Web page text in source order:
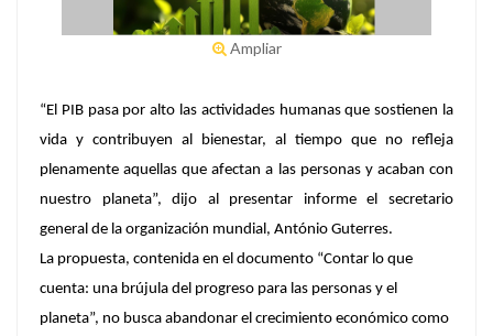
Ampliar
“El PIB pasa por alto las actividades humanas que sostienen la
vida y contribuyen al bienestar, al tiempo que no refleja
plenamente aquellas que afectan a las personas y acaban con
nuestro planeta”, dijo al presentar informe el secretario
general de la organización mundial, António Guterres.
La propuesta, contenida en el documento “Contar lo que
cuenta: una brújula del progreso para las personas y el
planeta”, no busca abandonar el crecimiento económico como